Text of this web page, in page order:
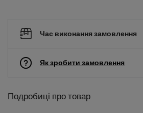
Час виконання замовлення
Як зробити замовлення
Подробиці про товар